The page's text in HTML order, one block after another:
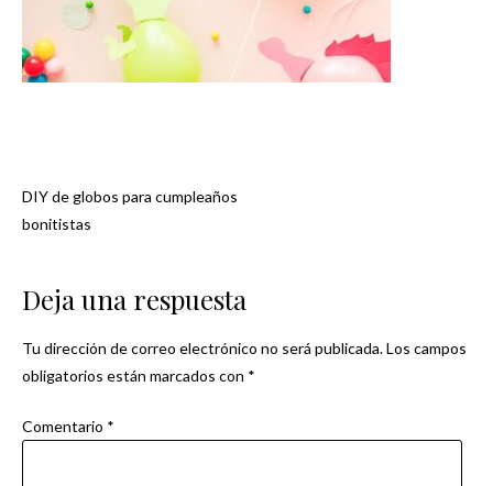
Navegación
DIY de globos para cumpleaños
bonitistas
Deja una respuesta
Tu dirección de correo electrónico no será publicada.Los campos
obligatorios están marcados con *
Comentario *